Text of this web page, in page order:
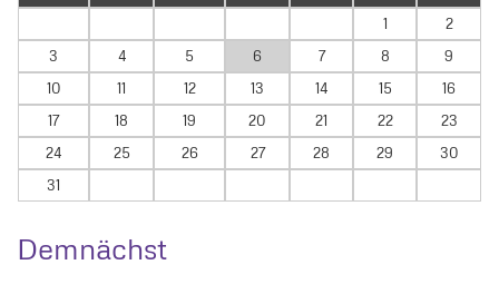
1
2
3
4 5 6 7 8
9
10
11 12 13 14 15
16
17
18 19 20 21 22
23
24
25 26 27 28 29
30
31
Demnächst